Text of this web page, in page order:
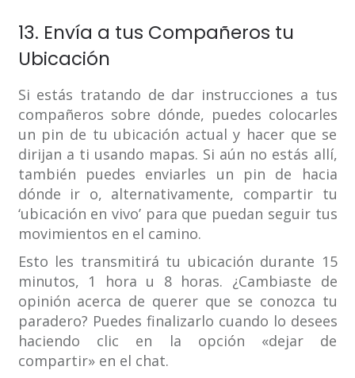
13. Envía a tus Compañeros tu
Ubicación
Si estás tratando de dar instrucciones a tus
compañeros sobre dónde, puedes colocarles
un pin de tu ubicación actual y hacer que se
dirijan a ti usando mapas. Si aún no estás allí,
también puedes enviarles un pin de hacia
dónde ir o, alternativamente, compartir tu
‘ubicación en vivo’ para que puedan seguir tus
movimientos en el camino.
Esto les transmitirá tu ubicación durante 15
minutos, 1 hora u 8 horas. ¿Cambiaste de
opinión acerca de querer que se conozca tu
paradero? Puedes finalizarlo cuando lo desees
haciendo clic en la opción «dejar de
compartir» en el chat.